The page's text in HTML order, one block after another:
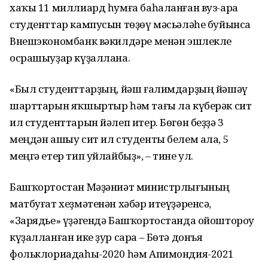
хаҡы 11 миллиард һумға баһаланған вуз-ара
студенттар кампусын төҙөү мәсьәләһе буйынса
Внешэкономбанк вәкилдәре менән эшлекле
осрашыуҙар күҙаллана.
«Был студенттарҙың, йәш ғалимдарҙың йәшәү
шарттарын яҡшыртыр һәм тағы ла күберәк сит
ил студенттарын йәлеп итер. Бөгөн беҙҙә 3
меңдән ашыу сит ил студенты белем ала, 5
меңгә етер тип уйлайбыҙ», – тине ул.
Башҡортостан Мәҙәниәт министрлығының
матбуғат хеҙмәтенән хәбәр итеүҙәренсә,
«Зарядье» үҙәгендә Башҡортостанда ойоштороу
күҙалланған ике ҙур сара – Бөтә донъя
фольклориадаһы-2020 һәм Апимондия-2021